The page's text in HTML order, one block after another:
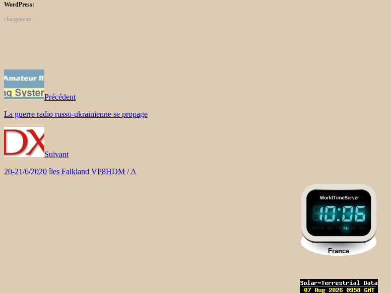
WordPress:
chargement…
Précédent
La guerre radio russo-ukrainienne se propage
Suivant
20-21/6/2020 îles Falkland VP8HDM / A